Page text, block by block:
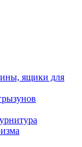
ящики для